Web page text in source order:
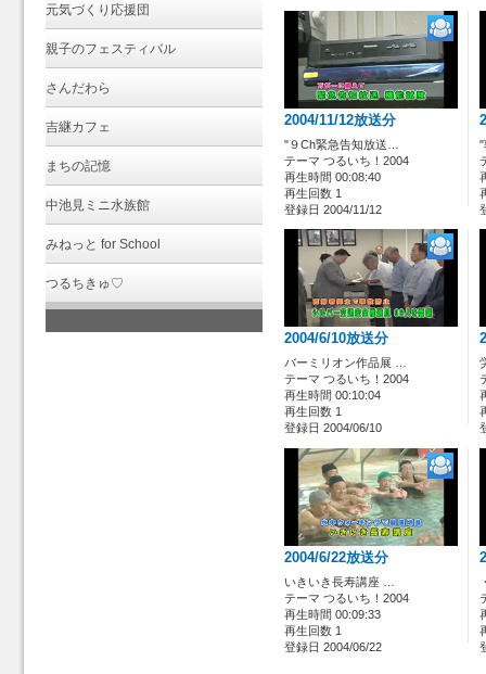
元気づくり応援団
親子のフェスティバル
さんだわら
吉継カフェ
まちの記憶
中池見ミニ水族館
みねっと for School
つるちきゅ♡
2004/11/12放送分
"９Ch緊急告知放送…
テーマ つるいち！2004
再生時間 00:08:40
再生回数 1
登録日 2004/11/12
"
2004/6/10放送分
バーミリオン作品展 …
テーマ つるいち！2004
再生時間 00:10:04
再生回数 1
登録日 2004/06/10
2004/6/22放送分
いきいき長寿講座 …
テーマ つるいち！2004
再生時間 00:09:33
再生回数 1
登録日 2004/06/22